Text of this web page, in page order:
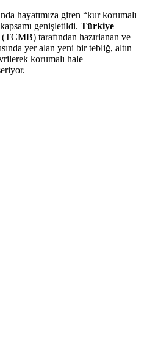
hayatımıza giren “kur korumalı
genişletildi. Türkiye
(TCMB) tarafından hazırlanan ve
yer alan yeni bir tebliğ, altın
korumalı hale